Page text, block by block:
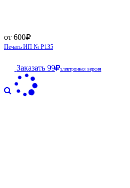
от 600
Печать ИП № Р135
Заказать 99 электронная версия